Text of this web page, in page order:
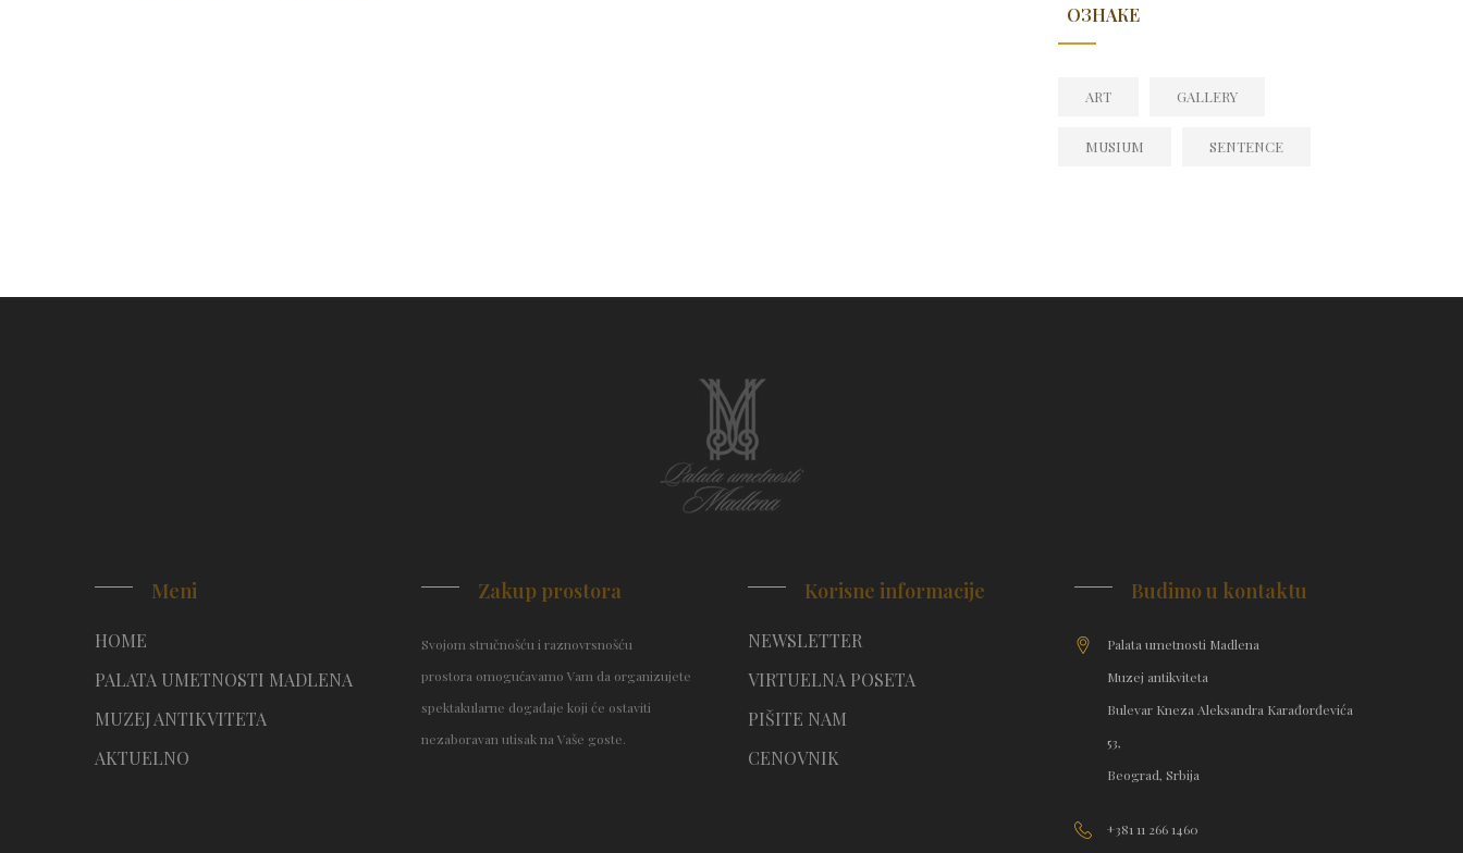
ОЗНАКЕ
ART GALLERY
MUSIUM SENTENCE
Meni
HOME
PALATA UMETNOSTI MADLENA
MUZEJ ANTIKVITETA
AKTUELNO
Zakup prostora
Svojom stručnošću i raznovrsnošću
prostora omogućavamo Vam da organizujete
spektakularne događaje koji će ostaviti
nezaboravan utisak na Vaše goste.
Korisne informacije
NEWSLETTER
VIRTUELNA POSETA
PIŠITE NAM
CENOVNIK
Budimo u kontaktu
Palata umetnosti Madlena
Muzej antikviteta
Bulevar Kneza Aleksandra Karađorđevića
53,
Beograd, Srbija
+381 11 266 1460